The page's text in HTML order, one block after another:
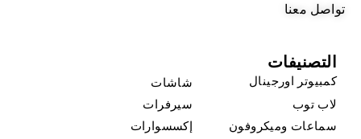
تواصل معنا
التصنيفات
كمبيوتر اورجينال
شاشات
لاب توب
سيرفرات
سماعات وميكروفون
إكسسوارات